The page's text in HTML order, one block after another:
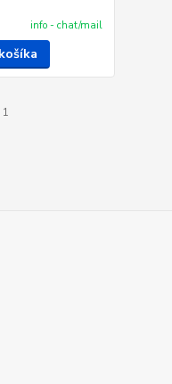
info - chat/mail
1